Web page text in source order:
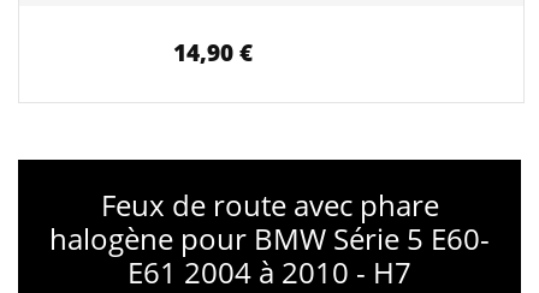
14,90 €
Feux de route avec phare
halogène pour BMW Série 5 E60-
E61 2004 à 2010 - H7